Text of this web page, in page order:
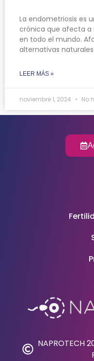
La endometriosis es
crónica que afecta a
en todo el mundo.
alternativas
LEER MÁS »
noviembre 1, 2024 No
NAPROTECH